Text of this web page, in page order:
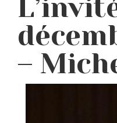
–